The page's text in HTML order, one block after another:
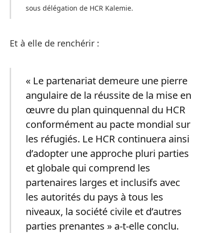
sous délégation de HCR Kalemie.
Et à elle de renchérir :
« Le partenariat demeure une pierre
angulaire de la réussite de la mise en
œuvre du plan quinquennal du HCR
conformément au pacte mondial sur
les réfugiés. Le HCR continuera ainsi
d’adopter une approche pluri parties
et globale qui comprend les
partenaires larges et inclusifs avec
les autorités du pays à tous les
niveaux, la société civile et d’autres
parties prenantes » a-t-elle conclu.